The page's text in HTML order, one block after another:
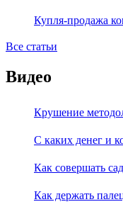
Купля-продажа
Все статьи
Видео
Крушение
С каких денег и
Как совершать
Как держать